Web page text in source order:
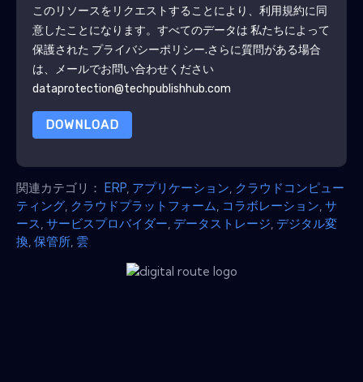
このリソースをリクエストすることにより、利用規約に同
意したことになります。すべてのデータは 私たちによって
保護された プライバシーポリシー.さらに質問がある場合
は、メールでお問い合わせください
dataprotection@techpublishhub.com
DOWNLOAD
関連カテゴリ： ERP アプリケーション クラウドコンピュー
ティング クラウドプラットフォーム コラボレーション サ
ース サービスプロバイダー データストレージ デジタル変
換 保管所 雲